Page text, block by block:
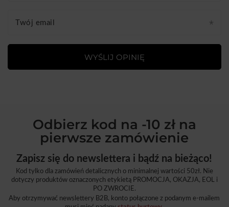
Twój email
WYŚLIJ OPINIĘ
Odbierz kod na -10 zł na
pierwsze zamówienie
Zapisz się do newslettera i bądź na bieżąco!
Kod tylko dla zamówień detalicznych o minimalnej wartości 50zł. Nie
dotyczy produktów oznaczonych etykietą PROMOCJA, OKAZJA, EOL i
PO ZWROCIE.
Aby otrzymywać newslettery B2B, konto połączone z podanym e-mailem